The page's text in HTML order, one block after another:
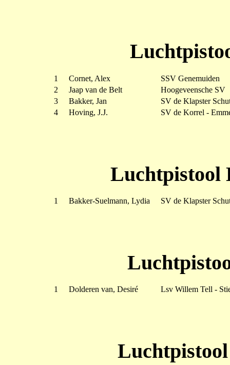
1 Cornet, Alex
SSV Genemuiden
2
Jaap van de Belt
Hoogeveensche SV
3
Bakker, Jan
SV de Klapster
4
Hoving, J.J. SV de Korrel -
Luchtpistool
1 Bakker-Suelmann, Lydia SV de Klapster
1 Dolderen van, Desiré Lsv Willem Tell -